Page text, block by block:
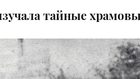
тайные